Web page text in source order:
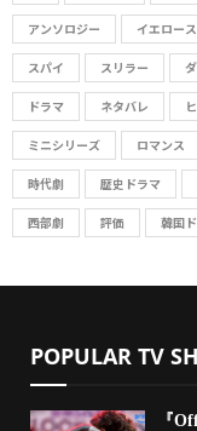
:
アンソロジー イエロー
スパイ スリラー
ドラマ ネタバレ
ミニシリーズ ロマンス
時代劇 歴史ドラマ
西部劇 評価 韓国
POPULAR TV
『